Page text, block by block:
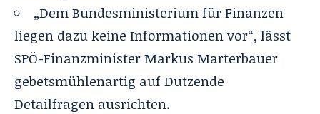
„Dem Bundesministerium für Finanzen
liegen dazu keine Informationen vor“, lässt
SPÖ-Finanzminister Markus Marterbauer
gebetsmühlenartig auf Dutzende
Detailfragen ausrichten.